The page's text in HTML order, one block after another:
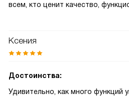
всем, кто ценит качество,
Ксения
Достоинства:
Удивительно, как много функций